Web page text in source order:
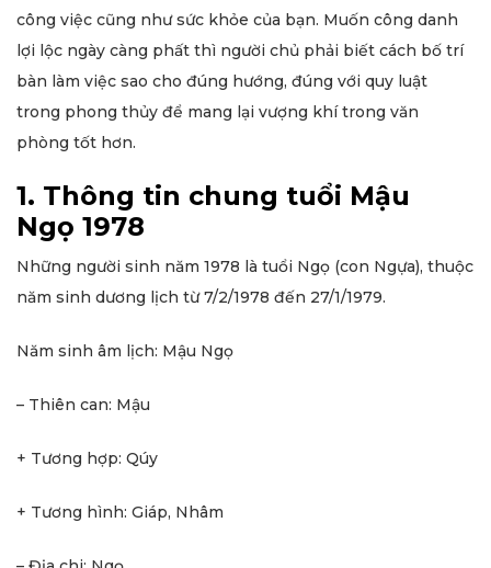
công việc cũng như sức khỏe của bạn. Muốn công danh
lợi lộc ngày càng phất thì người chủ phải biết cách bố trí
bàn làm việc sao cho đúng hướng, đúng với quy luật
trong phong thủy để mang lại vượng khí trong văn
phòng tốt hơn.
1. Thông tin chung tuổi Mậu
Ngọ 1978
Những người sinh năm 1978 là tuổi Ngọ (con Ngựa), thuộc
năm sinh dương lịch từ 7/2/1978 đến 27/1/1979.
Năm sinh âm lịch: Mậu Ngọ
– Thiên can: Mậu
+ Tương hợp: Qúy
+ Tương hình: Giáp, Nhâm